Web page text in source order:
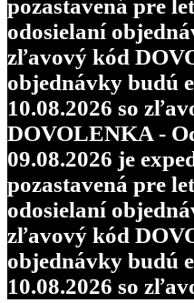
pozastavená pre
odosielaní
zľavový kód
objednávky budú
10.08.2026 so
DOVOLENKA -
09.08.2026 je
pozastavená pre
odosielaní
zľavový kód
objednávky budú
10.08.2026 so